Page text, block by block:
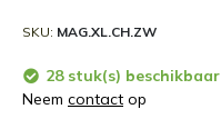
SKU MAG.XL.CH.ZW
28 stuk(s) beschikbaar
Neem contact op